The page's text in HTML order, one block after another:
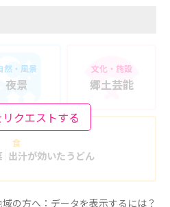
クエストする
然・風景
夜景
文化・施設
郷土芸能
食
出汁が効いたうどん
域の方へ：データを表示するには？